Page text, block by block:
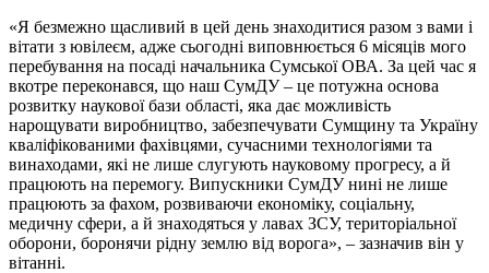
«Я безмежно щасливий в цей день знаходитися разом з вами і
вітати з ювілеєм, адже сьогодні виповнюється 6 місяців мого
перебування на посаді начальника Сумської ОВА. За цей час я
вкотре переконався, що наш СумДУ – це потужна основа
розвитку наукової бази області, яка дає можливість
нарощувати виробництво, забезпечувати Сумщину та Україну
кваліфікованими фахівцями, сучасними технологіями та
винаходами, які не лише слугують науковому прогресу, а й
працюють на перемогу. Випускники СумДУ нині не лише
працюють за фахом, розвиваючи економіку, соціальну,
медичну сфери, а й знаходяться у лавах ЗСУ, територіальної
оборони, боронячи рідну землю від ворога», – зазначив він у
вітанні.